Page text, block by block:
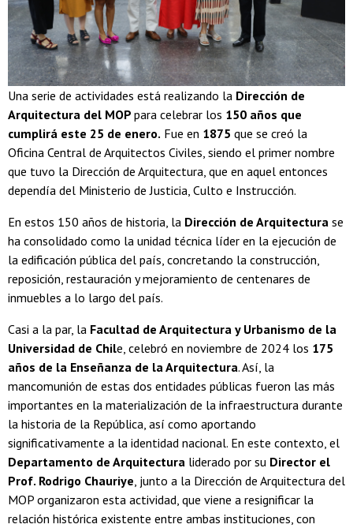
Una serie de actividades está realizando la Dirección de
Arquitectura del MOP para celebrar los 150 años que
cumplirá este 25 de enero. Fue en 1875 que se creó la
Oficina Central de Arquitectos Civiles, siendo el primer nombre
que tuvo la Dirección de Arquitectura, que en aquel entonces
dependía del Ministerio de Justicia, Culto e Instrucción.
En estos 150 años de historia, la Dirección de Arquitectura se
ha consolidado como la unidad técnica líder en la ejecución de
la edificación pública del país, concretando la construcción,
reposición, restauración y mejoramiento de centenares de
inmuebles a lo largo del país.
Casi a la par, la Facultad de Arquitectura y Urbanismo de la
Universidad de Chile, celebró en noviembre de 2024 los 175
años de la Enseñanza de la Arquitectura. Así, la
mancomunión de estas dos entidades públicas fueron las más
importantes en la materialización de la infraestructura durante
la historia de la República, así como aportando
significativamente a la identidad nacional. En este contexto, el
Departamento de Arquitectura liderado por su Director el
Prof. Rodrigo Chauriye, junto a la Dirección de Arquitectura del
MOP organizaron esta actividad, que viene a resignificar la
relación histórica existente entre ambas instituciones, con